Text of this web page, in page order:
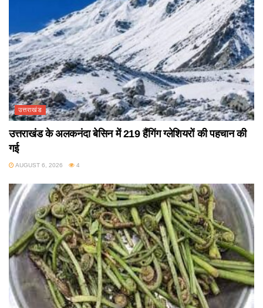
उत्तराखंड
उत्तराखंड के अलकनंदा बेसिन में 219 हैंगिंग ग्लेशियरों की पहचान की
गई
AUGUST 6, 2026 4